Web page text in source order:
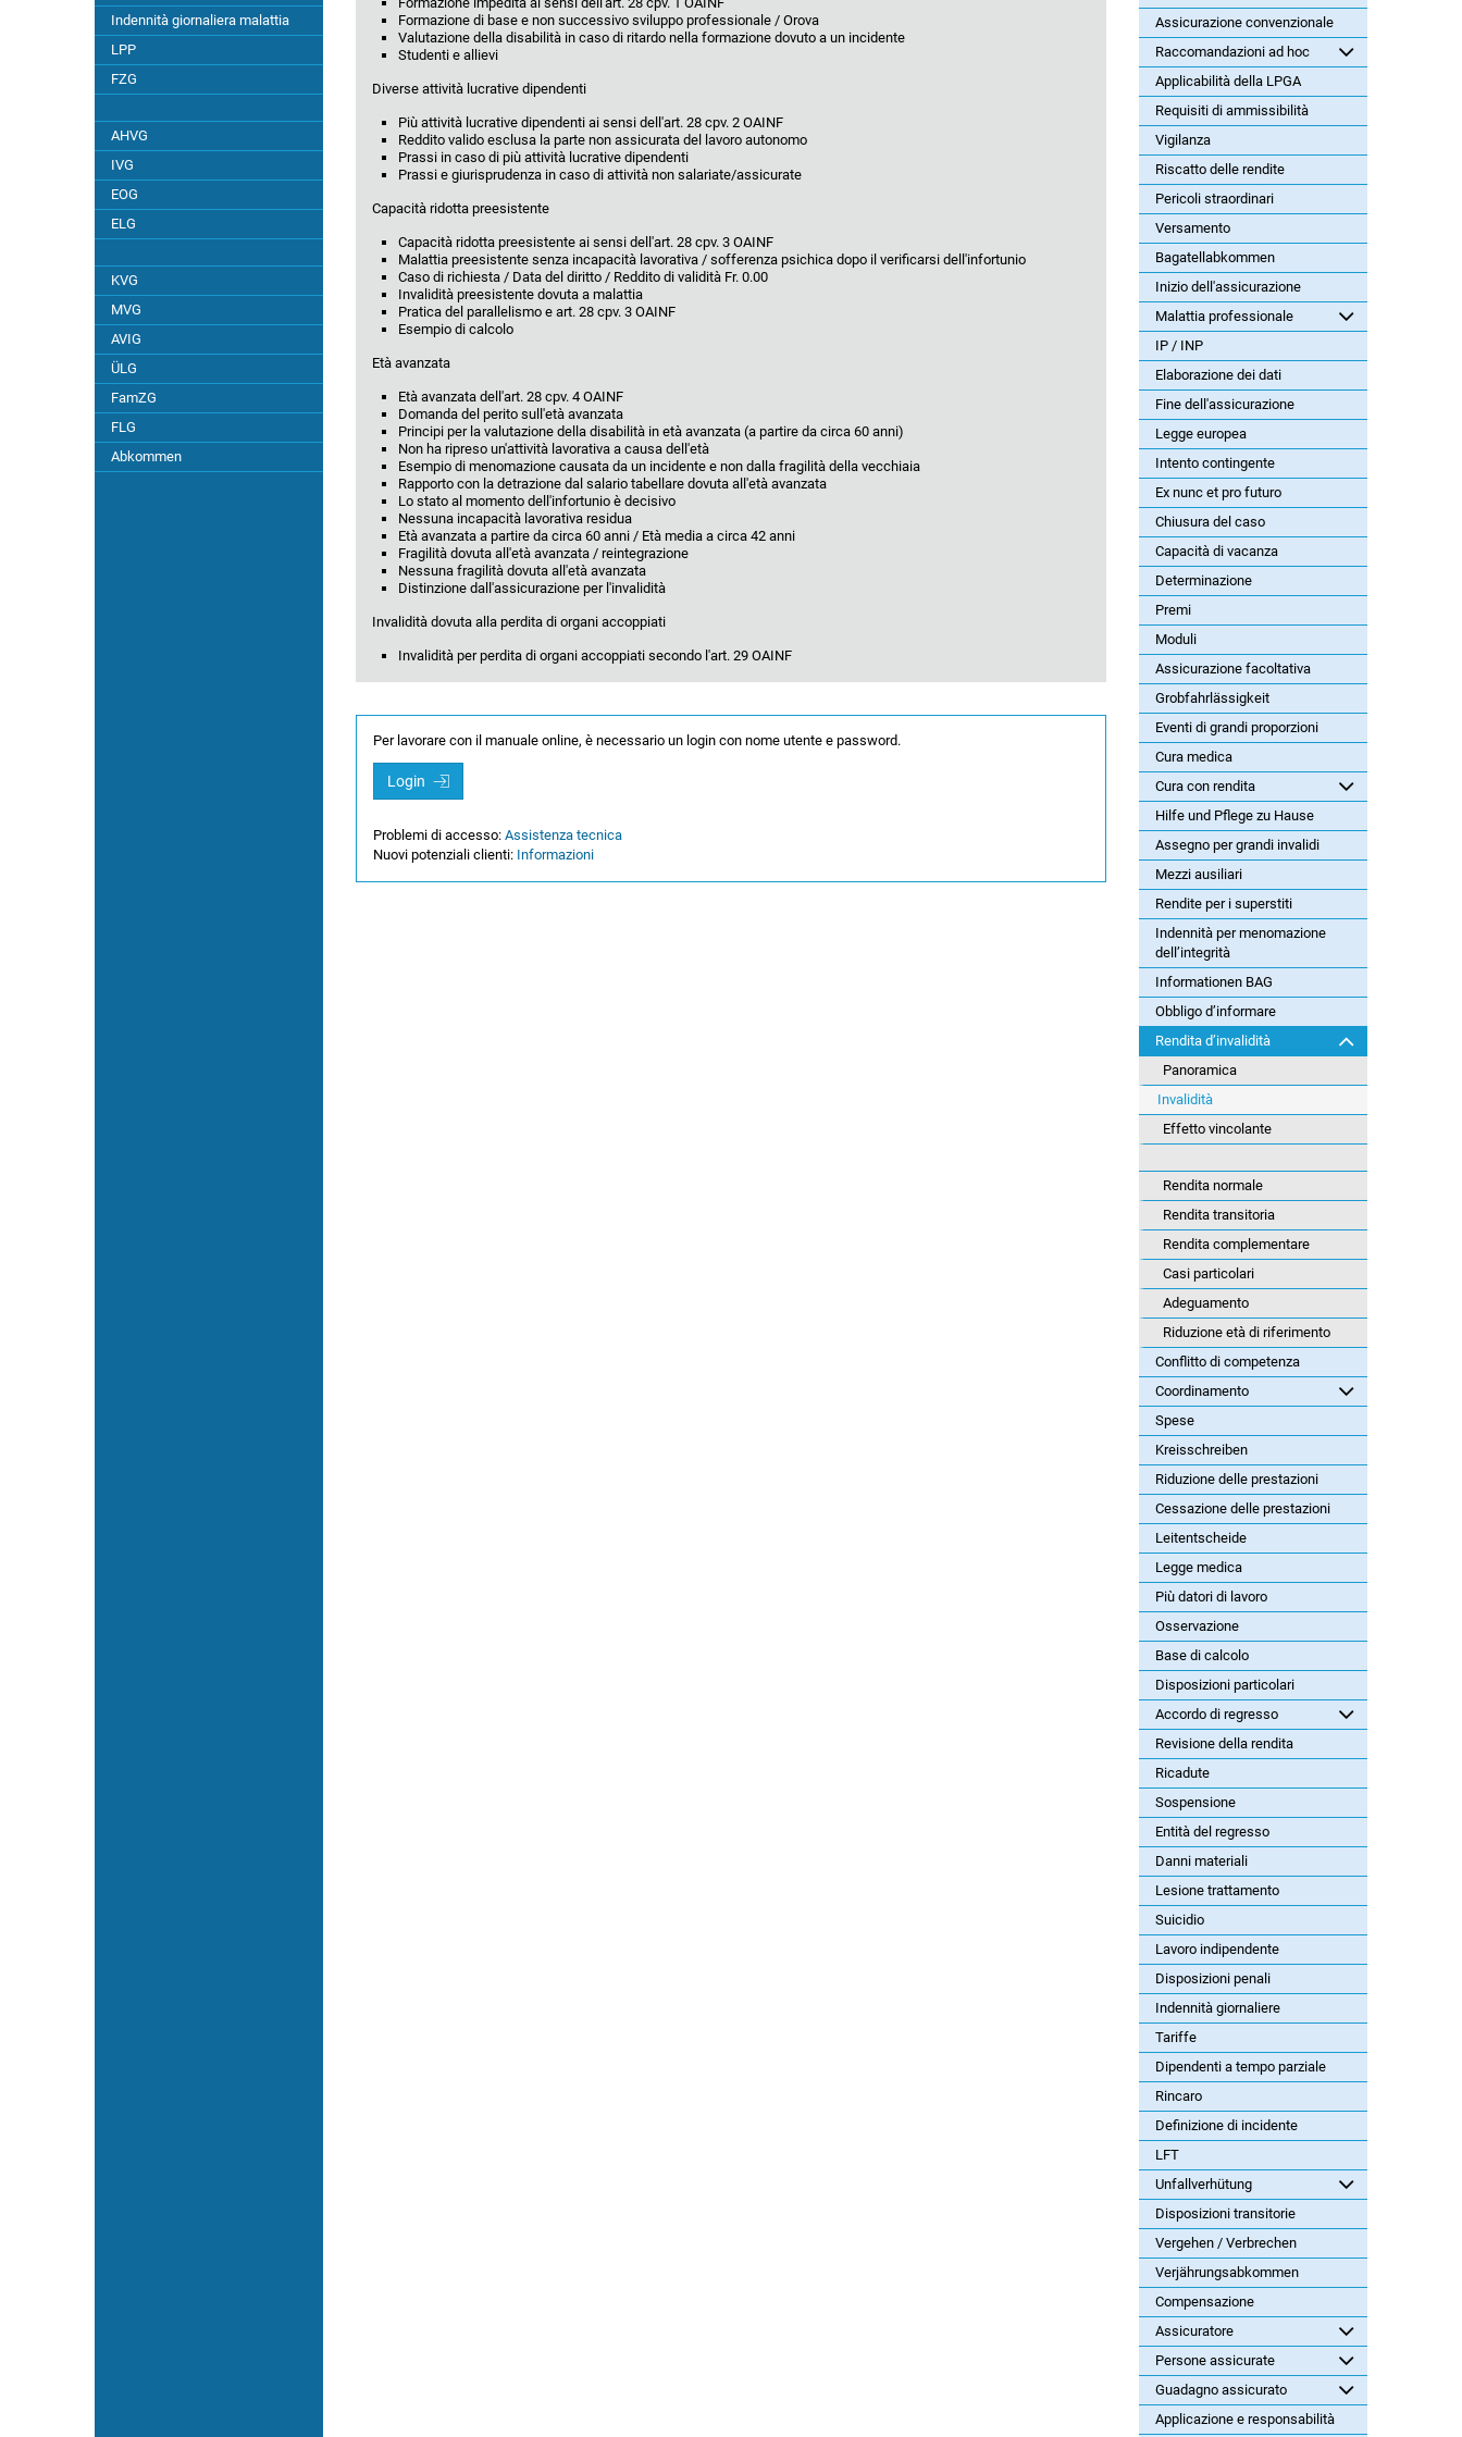
Casi particolari
Adeguamento
Riduzione età di riferimento
Indennità giornaliera malattia
LPP
FZG
AHVG
IVG
EOG
ELG
KVG
MVG
AVIG
ÜLG
FamZG
FLG
Abkommen
Formazione di base e non successivo sviluppo professionale / Orova
Valutazione della disabilità in caso di ritardo nella formazione dovuto a un incidente
Studenti e allievi
Diverse attività lucrative dipendenti
Più attività lucrative dipendenti ai sensi dell'art. 28 cpv. 2 OAINF
Reddito valido esclusa la parte non assicurata del lavoro autonomo
Prassi in caso di più attività lucrative dipendenti
Prassi e giurisprudenza in caso di attività non salariate/assicurate
Capacità ridotta preesistente
Capacità ridotta preesistente ai sensi dell'art. 28 cpv. 3 OAINF
Malattia preesistente senza incapacità lavorativa / sofferenza psichica dopo il verificarsi dell'infortunio
Caso di richiesta / Data del diritto / Reddito di validità Fr. 0.00
Invalidità preesistente dovuta a malattia
Pratica del parallelismo e art. 28 cpv. 3 OAINF
Esempio di calcolo
Età avanzata
Età avanzata dell'art. 28 cpv. 4 OAINF
Domanda del perito sull'età avanzata
Principi per la valutazione della disabilità in età avanzata (a partire da circa 60 anni)
Non ha ripreso un'attività lavorativa a causa dell'età
Esempio di menomazione causata da un incidente e non dalla fragilità della vecchiaia
Rapporto con la detrazione dal salario tabellare dovuta all'età avanzata
Lo stato al momento dell'infortunio è decisivo
Nessuna incapacità lavorativa residua
Età avanzata a partire da circa 60 anni / Età media a circa 42 anni
Fragilità dovuta all'età avanzata / reintegrazione
Nessuna fragilità dovuta all'età avanzata
Distinzione dall'assicurazione per l'invalidità
Invalidità dovuta alla perdita di organi accoppiati
Invalidità per perdita di organi accoppiati secondo l'art. 29 OAINF
Per lavorare con il manuale online, è necessario un login con nome utente e password.
Login
Problemi di accesso: Assistenza tecnica
Nuovi potenziali clienti: Informazioni
Assicurazione convenzionale
Raccomandazioni ad hoc
Applicabilità della LPGA
Requisiti di ammissibilità
Vigilanza
Riscatto delle rendite
Pericoli straordinari
Versamento
Bagatellabkommen
Inizio dell'assicurazione
Malattia professionale
IP / INP
Elaborazione dei dati
Fine dell'assicurazione
Legge europea
Intento contingente
Ex nunc et pro futuro
Chiusura del caso
Capacità di vacanza
Determinazione
Premi
Moduli
Assicurazione facoltativa
Grobfahrlässigkeit
Eventi di grandi proporzioni
Cura medica
Cura con rendita
Hilfe und Pflege zu Hause
Assegno per grandi invalidi
Mezzi ausiliari
Rendite per i superstiti
Indennità per menomazione
dell’integrità
Informationen BAG
Obbligo d’informare
Rendita d’invalidità
Panoramica
Invalidità
Effetto vincolante
Rendita normale
Rendita transitoria
Rendita complementare
Casi particolari
Adeguamento
Riduzione età di riferimento
Conflitto di competenza
Coordinamento
Spese
Kreisschreiben
Riduzione delle prestazioni
Cessazione delle prestazioni
Leitentscheide
Legge medica
Più datori di lavoro
Osservazione
Base di calcolo
Disposizioni particolari
Accordo di regresso
Revisione della rendita
Ricadute
Sospensione
Entità del regresso
Danni materiali
Lesione trattamento
Suicidio
Lavoro indipendente
Disposizioni penali
Indennità giornaliere
Tariffe
Dipendenti a tempo parziale
Rincaro
Definizione di incidente
LFT
Unfallverhütung
Disposizioni transitorie
Vergehen / Verbrechen
Verjährungsabkommen
Compensazione
Assicuratore
Persone assicurate
Guadagno assicurato
Applicazione e responsabilità